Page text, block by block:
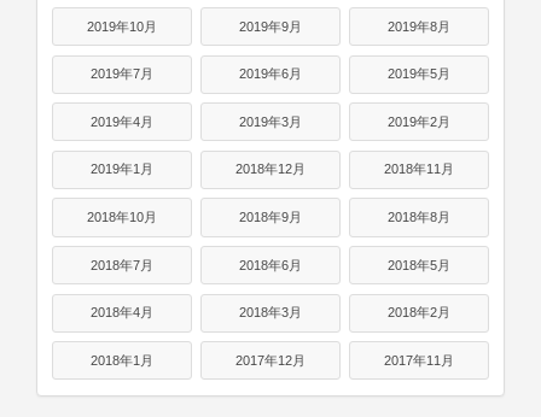
2019年10月 2019年9月 2019年8月
2019年7月 2019年6月 2019年5月
2019年4月 2019年3月 2019年2月
2019年1月 2018年12月 2018年11月
2018年10月 2018年9月 2018年8月
2018年7月 2018年6月 2018年5月
2018年4月 2018年3月 2018年2月
2018年1月 2017年12月 2017年11月